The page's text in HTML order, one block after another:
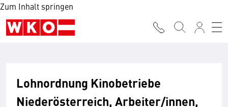
Zum Inhalt springen
Lohnordnung Kinobetriebe
Niederösterreich, Arbeiter/innen,